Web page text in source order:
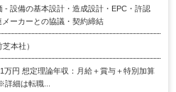
- 設備の基本設計・造成設計・EPC・許認
ーカーとの協議・契約締結
本社）
万円 想定理論年収：月給＋賞与＋特別加算
細は転職...